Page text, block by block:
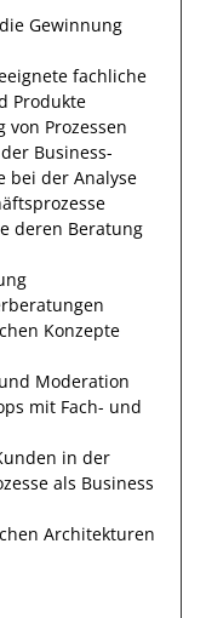
Gewinnung
fachliche
Produkte
Prozessen
Business-
bei der Analyse
deren Beratung
Konzepte
Moderation
mit Fach- und
in der
als Business
Architekturen